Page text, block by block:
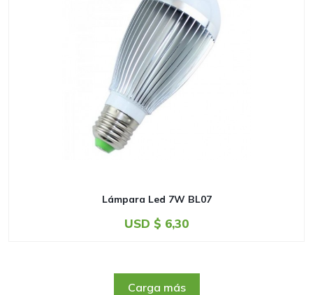
Lámpara Led 7W BL07
USD $ 6,30
Carga más